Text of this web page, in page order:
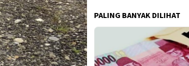
PALING BANYAK DILIHAT